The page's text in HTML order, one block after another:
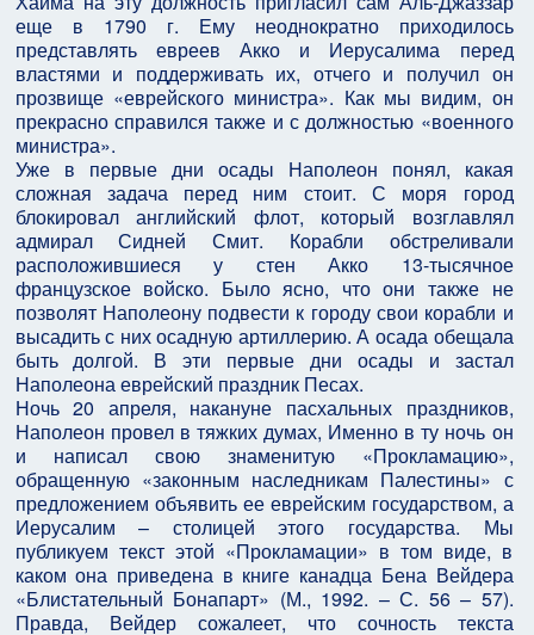
еще в 1790 г. Ему неоднократно приходилось
представлять евреев Акко и Иерусалима перед
властями и поддерживать их, отчего и получил он
прозвище «еврейского министра». Как мы видим, он
прекрасно справился также и с должностью «военного
министра».
Уже в первые дни осады Наполеон понял, какая
сложная задача перед ним стоит. С моря город
блокировал английский флот, который возглавлял
адмирал Сидней Смит. Корабли обстреливали
расположившиеся у стен Акко 13-тысячное
французское войско. Было ясно, что они также не
позволят Наполеону подвести к городу свои корабли и
высадить с них осадную артиллерию. А осада обещала
быть долгой. В эти первые дни осады и застал
Наполеона еврейский праздник Песах.
Ночь 20 апреля, накануне пасхальных праздников,
Наполеон провел в тяжких думах, Именно в ту ночь он
и написал свою знаменитую «Прокламацию»,
обращенную «законным наследникам Палестины» с
предложением объявить ее еврейским государством, а
Иерусалим – столицей этого государства. Мы
публикуем текст этой «Прокламации» в том виде, в
каком она приведена в книге канадца Бена Вейдера
«Блистательный Бонапарт» (М., 1992. – С. 56 – 57).
Правда, Вейдер сожалеет, что сочность текста